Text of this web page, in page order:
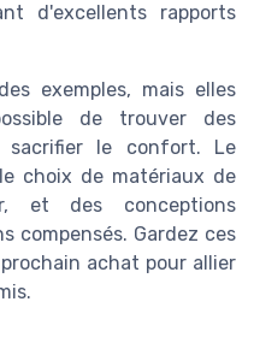
d'excellents rapports
exemples, mais elles
de trouver des
sacrifier le confort. Le
choix de matériaux de
et des conceptions
compensés. Gardez ces
achat pour allier